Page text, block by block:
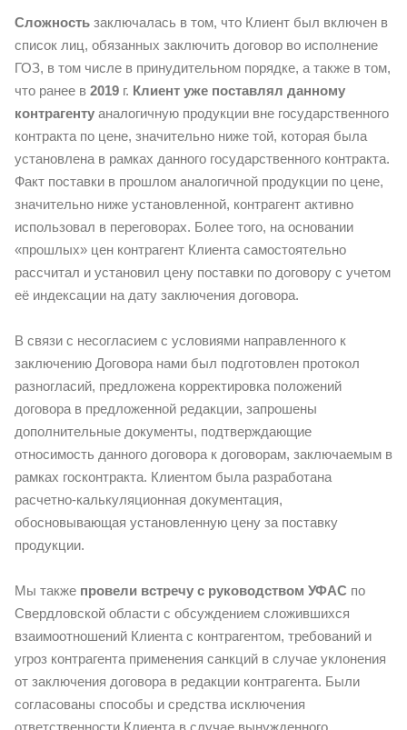
Сложность заключалась в том, что Клиент был включен в
список лиц, обязанных заключить договор во исполнение
ГОЗ, в том числе в принудительном порядке, а также в том,
что ранее в 2019 г. Клиент уже поставлял данному
контрагенту аналогичную продукции вне государственного
контракта по цене, значительно ниже той, которая была
установлена в рамках данного государственного контракта.
Факт поставки в прошлом аналогичной продукции по цене,
значительно ниже установленной, контрагент активно
использовал в переговорах. Более того, на основании
«прошлых» цен контрагент Клиента самостоятельно
рассчитал и установил цену поставки по договору с учетом
её индексации на дату заключения договора.
В связи с несогласием с условиями направленного к
заключению Договора нами был подготовлен протокол
разногласий, предложена корректировка положений
договора в предложенной редакции, запрошены
дополнительные документы, подтверждающие
относимость данного договора к договорам, заключаемым в
рамках госконтракта. Клиентом была разработана
расчетно-калькуляционная документация,
обосновывающая установленную цену за поставку
продукции.
Мы также провели встречу с руководством УФАС по
Свердловской области с обсуждением сложившихся
взаимоотношений Клиента с контрагентом, требований и
угроз контрагента применения санкций в случае уклонения
от заключения договора в редакции контрагента. Были
согласованы способы и средства исключения
ответственности Клиента в случае вынужденного